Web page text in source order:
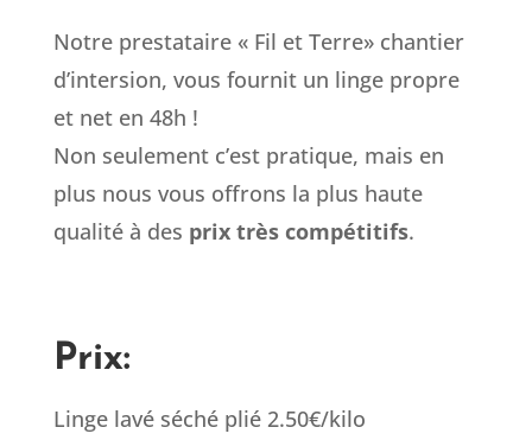
Notre prestataire « Fil et Terre» chantier
d’intersion, vous fournit un linge propre
et net en 48h !
Non seulement c’est pratique, mais en
plus nous vous offrons la plus haute
qualité à des prix très compétitifs.
Prix:
Linge lavé séché plié 2.50€/kilo